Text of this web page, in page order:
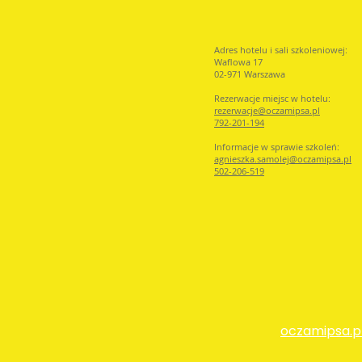
Adres hotelu i sali szkoleniowej:
Waflowa 17
02-971 Warszawa
Rezerwacje miejsc w hotelu:
rezerwacje@oczamipsa.pl
792-201-194
Informacje w sprawie szkoleń:
agnieszka.samolej@oczamipsa.pl
502-206-519